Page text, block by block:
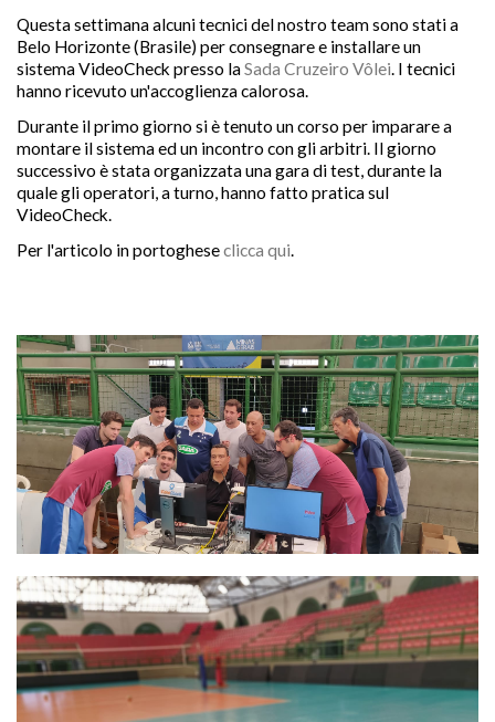
Questa settimana alcuni tecnici del nostro team sono stati a
Belo Horizonte (Brasile) per consegnare e installare un
sistema VideoCheck presso laSada Cruzeiro Vôlei . I tecnici
hanno ricevuto un'accoglienza calorosa.
Durante il primo giorno si è tenuto un corso per imparare a
montare il sistema ed un incontro con gli arbitri. Il giorno
successivo è stata organizzata una gara di test, durante la
quale gli operatori, a turno, hanno fatto pratica sul
VideoCheck.
Per l'articolo in portogheseclicca qui.